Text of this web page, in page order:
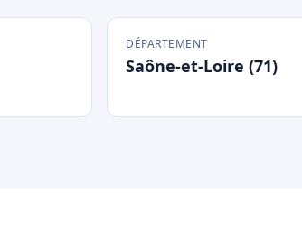
DÉPARTEMENT
Saône-et-Loire (71)